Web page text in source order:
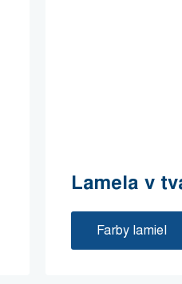
Lamela v
Farby lamiel